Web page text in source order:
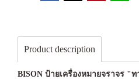
Product description
BISON ป้ายเครื่องหมายจราจร "